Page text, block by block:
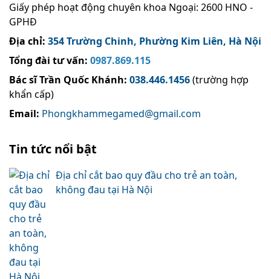
Giấy phép hoạt động chuyên khoa Ngoại: 2600 HNO -
GPHĐ
Địa chỉ: 354 Trường Chinh, Phường Kim Liên, Hà Nội
Tổng đài tư vấn: 0987.869.115
Bác sĩ Trần Quốc Khánh: 038.446.1456(trường hợp
khẩn cấp)
Email: Phongkhammegamed@gmail.com
Tin tức nổi bật
Địa chỉ cắt bao quy đầu cho trẻ an toàn,
không đau tại Hà Nội